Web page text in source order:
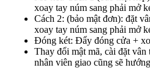
xoay tay núm sang phải mở
Cách 2: (bảo mật đơn): đặt
xoay tay núm sang phải mở
Đóng két: Đẩy đóng cửa +
Thay đổi mật mã, cài đặt
nhân viên giao cũng sẽ